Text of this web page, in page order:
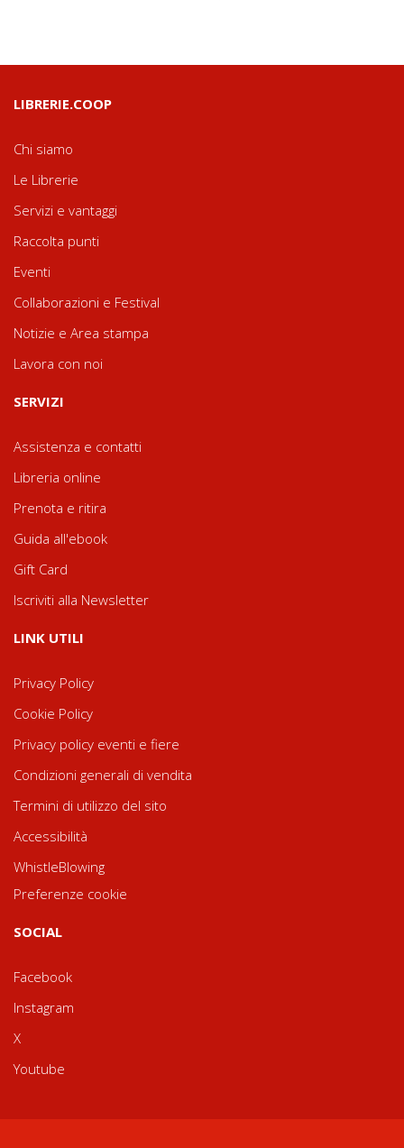
LIBRERIE.COOP
Chi siamo
Le Librerie
Servizi e vantaggi
Raccolta punti
Eventi
Collaborazioni e Festival
Notizie e Area stampa
Lavora con noi
SERVIZI
Assistenza e contatti
Libreria online
Prenota e ritira
Guida all'ebook
Gift Card
Iscriviti alla Newsletter
LINK UTILI
Privacy Policy
Cookie Policy
Privacy policy eventi e fiere
Condizioni generali di vendita
Termini di utilizzo del sito
Accessibilità
WhistleBlowing
Preferenze cookie
SOCIAL
Facebook
Instagram
X
Youtube